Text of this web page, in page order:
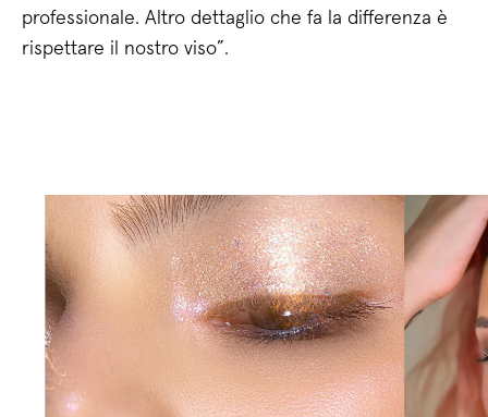
professionale. Altro dettaglio che fa la differenza è
rispettare il nostro viso”.